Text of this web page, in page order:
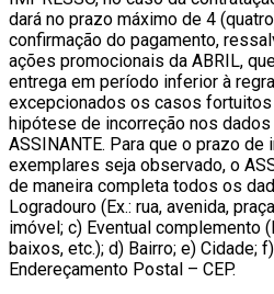
dará no prazo máximo de 4
confirmação do pagamento,
ações promocionais da ABRIL,
entrega em período inferior à
excepcionados os casos fortuitos
hipótese de incorreção nos
ASSINANTE. Para que o prazo de
exemplares seja observado, o
de maneira completa todos os
Logradouro (Ex.: rua, avenida,
imóvel; c) Eventual complemento
baixos, etc.); d) Bairro; e) Cidade;
Endereçamento Postal – CEP.